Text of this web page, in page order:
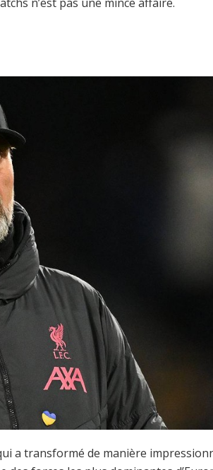
a transformé de manière